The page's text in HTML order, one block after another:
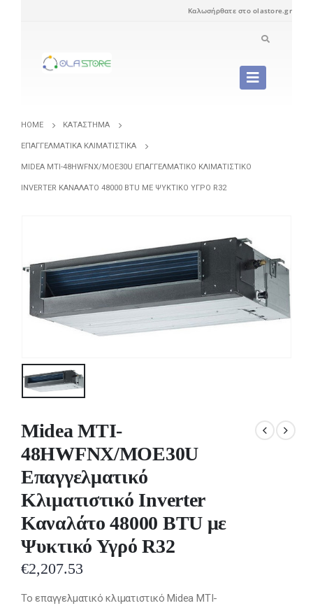
Καλωσήρθατε στο olastore.gr
HOME ΚΑΤΆΣΤΗΜΑ
ΕΠΑΓΓΕΛΜΑΤΙΚΆ ΚΛΙΜΑΤΙΣΤΙΚΆ
MIDEA MTI-48HWFNX/MOE30U ΕΠΑΓΓΕΛΜΑΤΙΚΌ ΚΛΙΜΑΤΙΣΤΙΚΌ
INVERTER ΚΑΝΑΛΆΤΟ 48000 BTU ΜΕ ΨΥΚΤΙΚΌ ΥΓΡΌ R32
Midea MTI-
48HWFNX/MOE30U
Επαγγελματικό
Κλιματιστικό Inverter
Καναλάτο 48000 BTU με
Ψυκτικό Υγρό R32
€2,207.53
Το επαγγελματικό κλιματιστικό Midea MTI-